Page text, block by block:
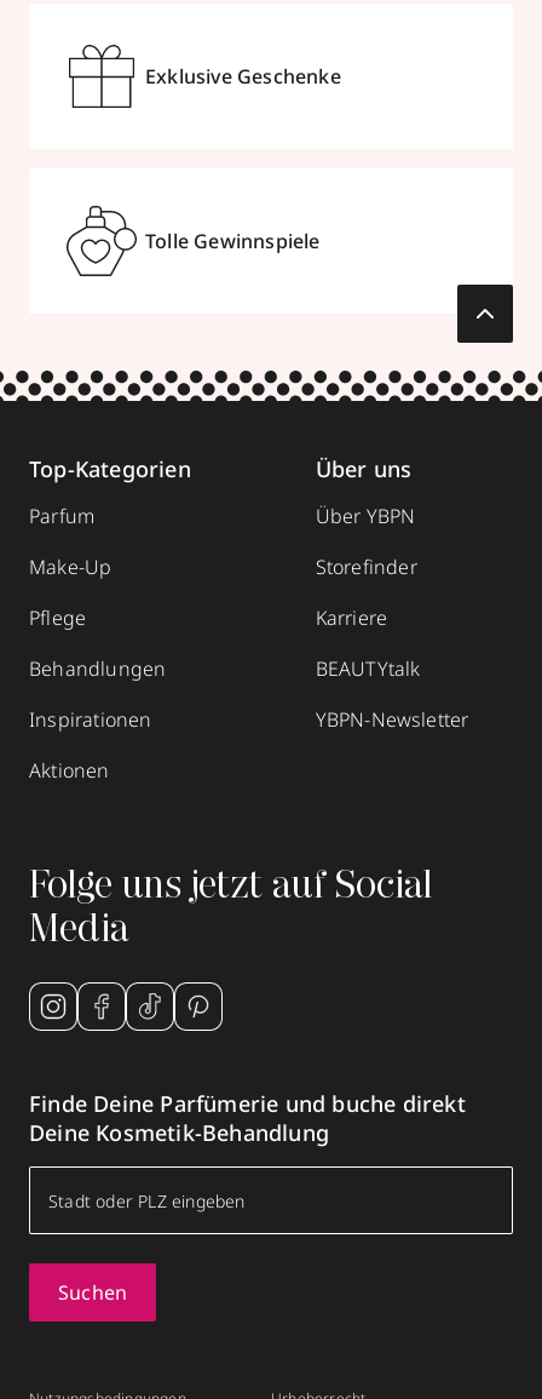
Exklusive Geschenke
Tolle Gewinnspiele
Top-Kategorien
Parfum
Make-Up
Pflege
Behandlungen
Inspirationen
Aktionen
Über uns
Über YBPN
Storefinder
Karriere
BEAUTYtalk
YBPN-Newsletter
Folge uns jetzt auf Social
Media
Finde Deine Parfümerie und buche direkt
Deine Kosmetik-Behandlung
Suchen